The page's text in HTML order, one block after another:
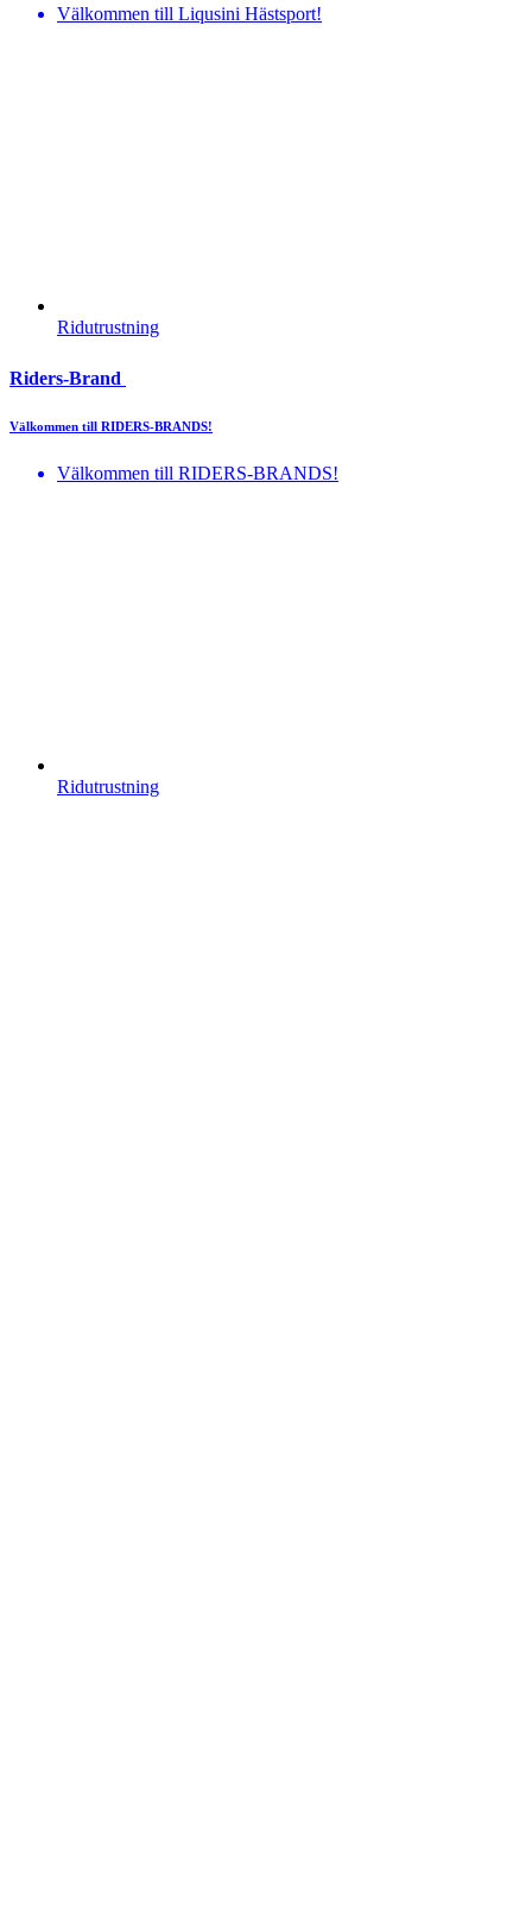
Välkommen till Liqusini Hästsport!
Ridutrustning
Riders-Brand
Välkommen till RIDERS-BRANDS!
Välkommen till RIDERS-BRANDS!
Ridutrustning